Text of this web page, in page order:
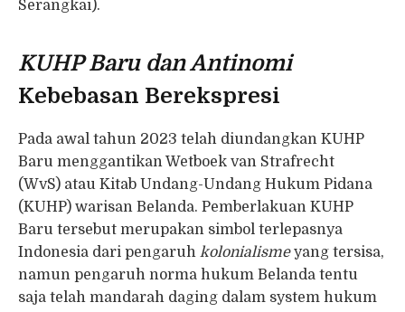
Serangkai).
KUHP Baru dan Antinomi
Kebebasan Berekspresi
Pada awal tahun 2023 telah diundangkan KUHP
Baru menggantikan Wetboek van Strafrecht
(WvS) atau Kitab Undang-Undang Hukum Pidana
(KUHP) warisan Belanda. Pemberlakuan KUHP
Baru tersebut merupakan simbol terlepasnya
Indonesia dari pengaruh kolonialismeyang tersisa,
namun pengaruh norma hukum Belanda tentu
saja telah mandarah daging dalam system hukum